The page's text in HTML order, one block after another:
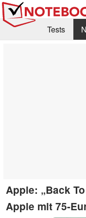
Tests
Apple: „Back
Apple mit 75-